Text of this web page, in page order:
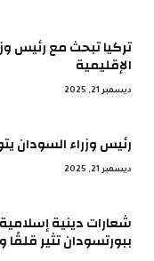
تركيا تبحث مع رئيس
الإقليمية
ديسمبر 21, 2025
رئيس وزراء السودان
ديسمبر 21, 2025
شعارات دينية
ببورتسودان تثير قلقًا